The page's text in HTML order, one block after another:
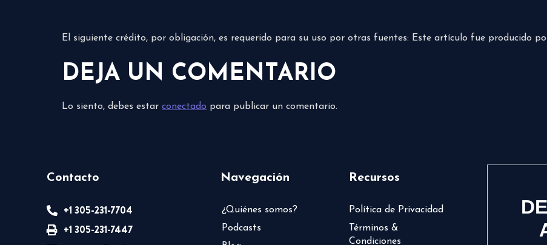
El siguiente crédito, por obligación, es requerido para su uso por otras fuentes: Este artículo fue producido
DEJA UN COMENTARIO
Lo siento, debes estar conectado para publicar un comentario.
Contacto
+1 305-231-7704
+1 305-231-7447
Navegación
¿Quiénes somos?
Podcasts
Recursos
Política de Privacidad
Términos &
Condiciones